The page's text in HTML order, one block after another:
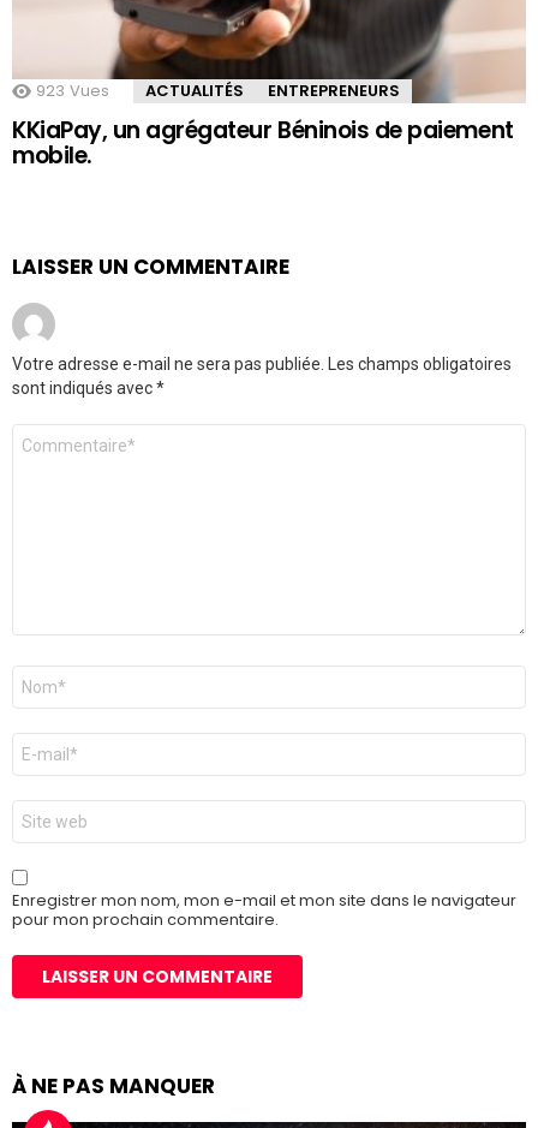
923 Vues ACTUALITÉS ENTREPRENEURS
KKiaPay, un agrégateur Béninois de paiement
mobile.
LAISSER UN COMMENTAIRE
Votre adresse e-mail ne sera pas publiée.
Les champs obligatoires
sont indiqués avec*
Commentaire
Nom
E-
mail
*
Site
web
Enregistrer mon nom, mon e-mail et mon site dans le navigateur
pour mon prochain commentaire.
À NE PAS MANQUER